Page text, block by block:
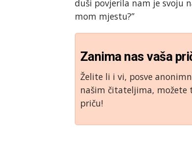
duši povjerila nam je svoju
mom mjestu?”
Zanima nas vaša
Želite li i vi, posve
našim čitateljima, možete
priču!